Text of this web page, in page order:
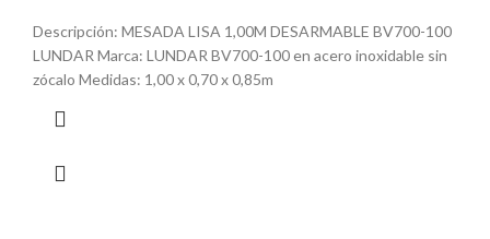
Descripción: MESADA LISA 1,00M DESARMABLE BV700-100
LUNDAR Marca: LUNDAR BV700-100 en acero inoxidable sin
zócalo Medidas: 1,00 x 0,70 x 0,85m